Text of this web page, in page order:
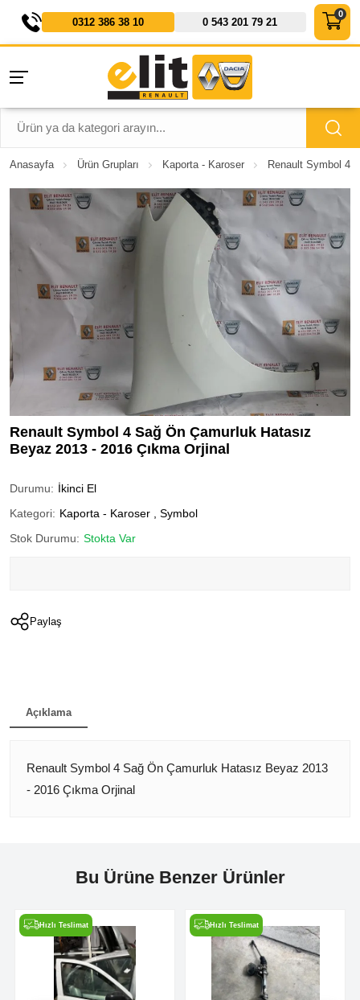
0312 386 38 10 0 543 201 79 21
Anasayfa Ürün Grupları Kaporta - Karoser Renault Symbol 4
Renault Symbol 4 Sağ Ön Çamurluk Hatasız
Beyaz 2013 - 2016 Çıkma Orjinal
Durumu: İkinci El
Kategori: Kaporta - Karoser
Symbol
Stok Durumu: Stokta Var
Paylaş
Açıklama
Renault Symbol 4 Sağ Ön Çamurluk Hatasız Beyaz 2013
- 2016 Çıkma Orjinal
Bu Ürüne Benzer Ürünler
Hızlı Teslimat Hızlı Teslimat